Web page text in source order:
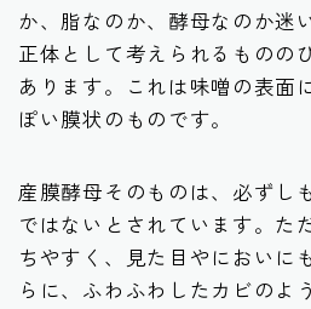
か、脂なのか、酵母なのか迷
正体として考えられるものの
あります。これは味噌の表面
ぽい膜状のものです。
産膜酵母そのものは、必ずし
ではないとされています。た
ちやすく、見た目やにおいに
らに、ふわふわしたカビのよ